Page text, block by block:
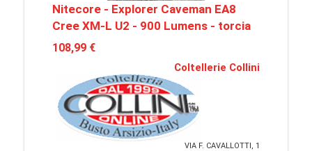
Nitecore - Explorer Caveman EA8
Cree XM-L U2 - 900 Lumens - torcia
108,99 €
Coltellerie Collini
VIA F. CAVALLOTTI, 1